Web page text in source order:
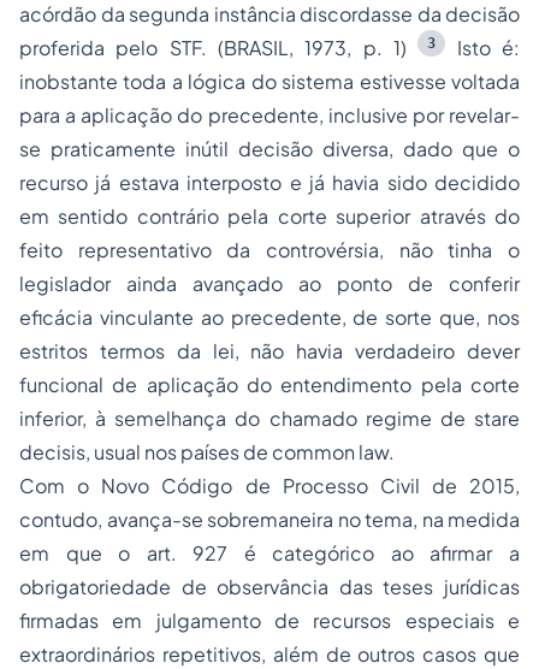
acórdão da segunda instância discordasse da decisão
proferida pelo STF. (BRASIL, 1973, p. 1) 3
Isto é:
inobstante toda a lógica do sistema estivesse voltada
para a aplicação do precedente, inclusive por revelar-
se praticamente inútil decisão diversa, dado que o
recurso já estava interposto e já havia sido decidido
em sentido contrário pela corte superior através do
feito representativo da controvérsia, não tinha o
legislador ainda avançado ao ponto de conferir
eficácia vinculante ao precedente, de sorte que, nos
estritos termos da lei, não havia verdadeiro dever
funcional de aplicação do entendimento pela corte
inferior, à semelhança do chamado regime de stare
decisis, usual nos países de common law.
Com o Novo Código de Processo Civil de 2015,
contudo, avança-se sobremaneira no tema, na medida
em que o art. 927 é categórico ao afirmar a
obrigatoriedade de observância das teses jurídicas
firmadas em julgamento de recursos especiais e
extraordinários repetitivos, além de outros casos que